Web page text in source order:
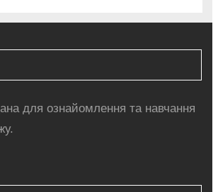
для ознайомлення та навчання